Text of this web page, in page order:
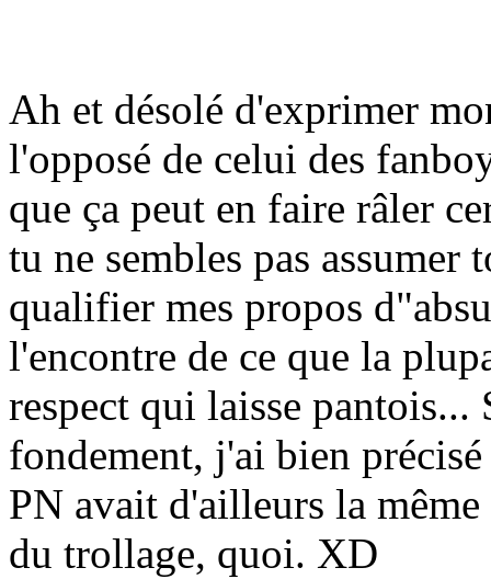
Ah et désolé d'exprimer
l'opposé de celui des
que ça peut en faire râler
tu ne sembles pas
qualifier mes propos
l'encontre de ce que la
respect qui laisse pantois...
fondement, j'ai bien
PN avait d'ailleurs la
du trollage, quoi. XD